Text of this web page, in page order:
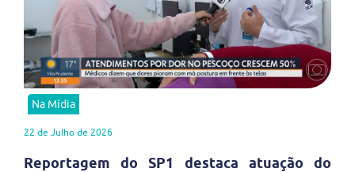
Na Mídia
22 de Julho de 2026
Reportagem do SP1 destaca atuação do